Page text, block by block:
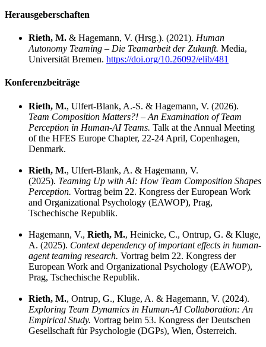
Herausgeberschaften
Rieth, M. & Hagemann, V. (Hrsg.). (2021). Human
Autonomy Teaming – Die Teamarbeit der Zukunft. Media,
Universität Bremen. https://doi.org/10.26092/elib/481
Konferenzbeiträge
Rieth, M., Ulfert-Blank, A.-S. & Hagemann, V. (2026).
Team Composition Matters?! – An Examination of Team
Perception in Human-AI Teams. Talk at the Annual Meeting
of the HFES Europe Chapter, 22-24 April, Copenhagen,
Denmark.
Rieth, M., Ulfert-Blank, A. & Hagemann, V.
(2025). Teaming Up with AI: How Team Composition Shapes
Perception. Vortrag beim 22. Kongress der European Work
and Organizational Psychology (EAWOP), Prag,
Tschechische Republik.
Hagemann, V., Rieth, M., Heinicke, C., Ontrup, G. & Kluge,
A. (2025). Context dependency of important effects in human-
agent teaming research. Vortrag beim 22. Kongress der
European Work and Organizational Psychology (EAWOP),
Prag, Tschechische Republik.
Rieth, M., Ontrup, G., Kluge, A. & Hagemann, V. (2024).
Exploring Team Dynamics in Human-AI Collaboration: An
Empirical Study. Vortrag beim 53. Kongress der Deutschen
Gesellschaft für Psychologie (DGPs), Wien, Österreich.